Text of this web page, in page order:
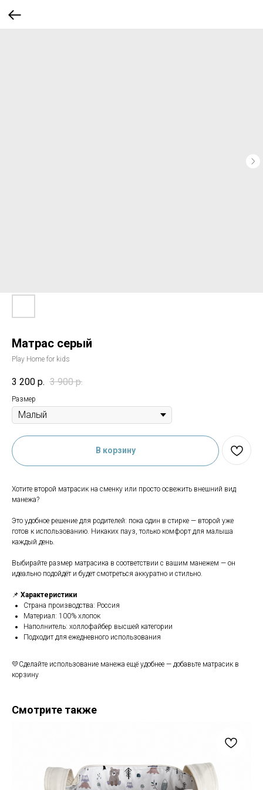
Матрас серый
Play Home for kids
3 200 р. 3 900 р.
Размер
В корзину
Хотите второй матрасик на сменку или просто освежить внешний вид
манежа?
Это удобное решение для родителей: пока один в стирке — второй уже
готов к использованию. Никаких пауз, только комфорт для малыша
каждый день.
Выбирайте размер матрасика в соответствии с вашим манежем — он
идеально подойдёт и будет смотреться аккуратно и стильно.
📌 Характеристики
Страна производства: Россия
Материал: 100% хлопок
Наполнитель: холлофайбер высшей категории
Подходит для ежедневного использования
💛Сделайте использование манежа ещё удобнее — добавьте матрасик в
корзину
Смотрите также